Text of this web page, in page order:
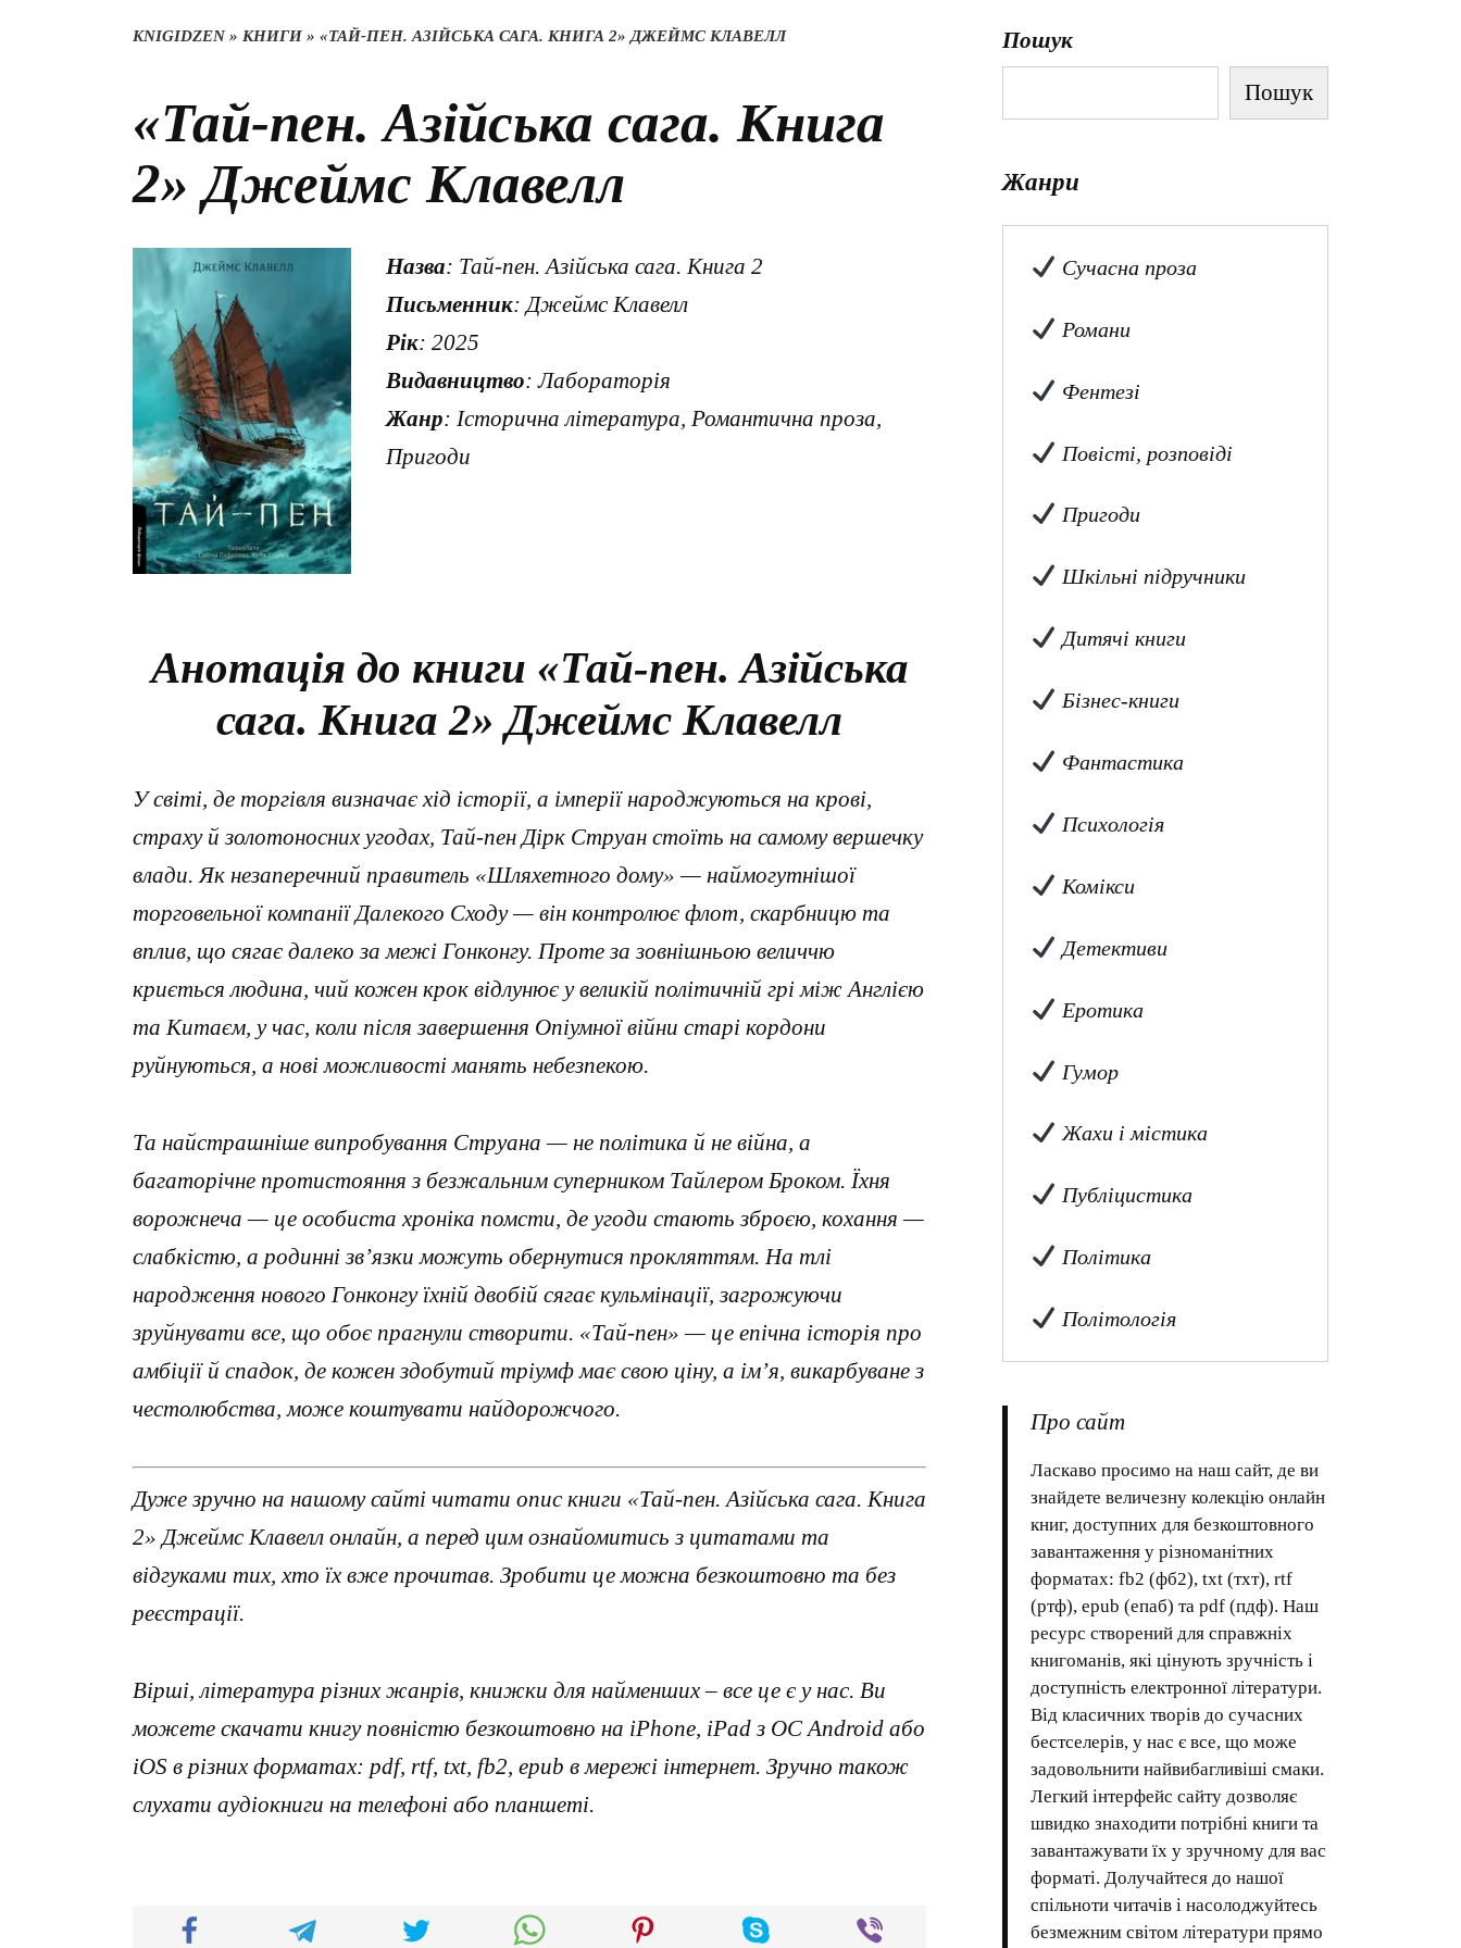
KNIGIDZEN» КНИГИ » «ТАЙ-ПЕН. АЗІЙСЬКА САГА. КНИГА 2» ДЖЕЙМС КЛАВЕЛЛ
«Тай-пен. Азійська сага. Книга
2» Джеймс Клавелл
Назва: Тай-пен. Азійська сага. Книга 2
Письменник: Джеймс Клавелл
Рік: 2025
Видавництво: Лабораторія
Жанр: Історична література, Романтична проза,
Пригоди
Анотація до книги «Тай-пен. Азійська
сага. Книга 2» Джеймс Клавелл
У світі, де торгівля визначає хід історії, а імперії народжуються на крові,
страху й золотоносних угодах, Тай-пен Дірк Струан стоїть на самому вершечку
влади. Як незаперечний правитель «Шляхетного дому» — наймогутнішої
торговельної компанії Далекого Сходу — він контролює флот, скарбницю та
вплив, що сягає далеко за межі Гонконгу. Проте за зовнішньою величчю
криється людина, чий кожен крок відлунює у великій політичній грі між Англією
та Китаєм, у час, коли після завершення Опіумної війни старі кордони
руйнуються, а нові можливості манять небезпекою.
Та найстрашніше випробування Струана — не політика й не війна, а
багаторічне протистояння з безжальним суперником Тайлером Броком. Їхня
ворожнеча — це особиста хроніка помсти, де угоди стають зброєю, кохання —
слабкістю, а родинні зв’язки можуть обернутися прокляттям. На тлі
народження нового Гонконгу їхній двобій сягає кульмінації, загрожуючи
зруйнувати все, що обоє прагнули створити. «Тай-пен» — це епічна історія про
амбіції й спадок, де кожен здобутий тріумф має свою ціну, а ім’я, викарбуване з
честолюбства, може коштувати найдорожчого.
Дуже зручно на нашому сайті читати опис книги «Тай-пен. Азійська сага. Книга
2» Джеймс Клавелл онлайн, а перед цим ознайомитись з цитатами та
відгуками тих, хто їх вже прочитав. Зробити це можна безкоштовно та без
реєстрації.
Вірші, література різних жанрів, книжки для найменших – все це є у нас. Ви
можете скачати книгу повністю безкоштовно на iPhone, iPad з ОС Android або
iOS в різних форматах: pdf, rtf, txt, fb2, epub в мережі інтернет. Зручно також
слухати аудіокниги на телефоні або планшеті.
Пошук
Пошук
Жанри
Сучасна проза
Романи
Фентезі
Повісті, розповіді
Пригоди
Шкільні підручники
Дитячі книги
Бізнес-книги
Фантастика
Психологія
Комікси
Детективи
Еротика
Гумор
Жахи і містика
Публіцистика
Політика
Політологія
Про сайт
Ласкаво просимо на наш сайт, де ви
знайдете величезну колекцію онлайн
книг, доступних для безкоштовного
завантаження у різноманітних
форматах: fb2 (фб2), txt (тхт), rtf
(ртф), epub (епаб) та pdf (пдф). Наш
ресурс створений для справжніх
книгоманів, які цінують зручність і
доступність електронної літератури.
Від класичних творів до сучасних
бестселерів, у нас є все, що може
задовольнити найвибагливіші смаки.
Легкий інтерфейс сайту дозволяє
швидко знаходити потрібні книги та
завантажувати їх у зручному для вас
форматі. Долучайтеся до нашої
спільноти читачів і насолоджуйтесь
безмежним світом літератури прямо